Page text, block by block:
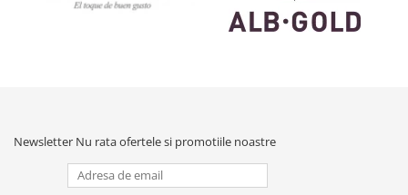
Newsletter Nu rata ofertele si promotiile noastre